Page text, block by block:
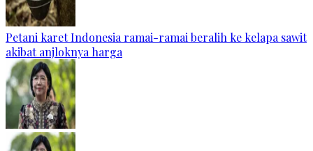
Petani karet Indonesia ramai-ramai beralih ke kelapa sawit
akibat anjloknya harga